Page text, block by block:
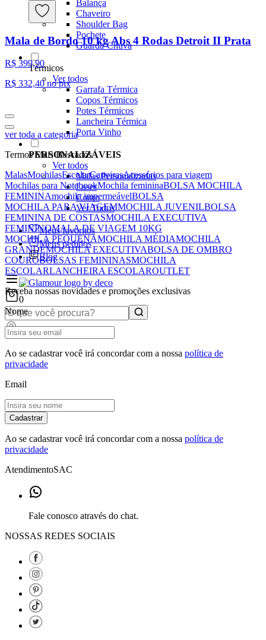
Balança
Chaveiro
Shoulder Bag
Pochete
Guarda-Chuva
Térmicos
Ver todos
Garrafa Térmica
Copos Térmicos
Potes Térmicos
Lancheira Térmica
Porta Vinho
PERSONALIZÁVEIS
Ver todos
Malas Personalizadas
Laser
Couro
Ver Todos
Meus favoritos
Meus pedidos
Blog
0
Mala de Bordo 10 kg Abs 4 Rodas Detroit II Prata
R$ 399,90
R$ 332,40 no pix
ver toda a categoria
Termos Mais Buscados
MalasMochilasEscolarCarteirasAcessórios para viagem
Mochilas para NotebookMochila femininaBOLSA MOCHILA
FEMININAmochila impermeávelBOLSA
MOCHILA PARA VIAGEMMOCHILA JUVENILBOLSA
FEMININA DE COSTASMOCHILA EXECUTIVA
FEMININOMALA DE VIAGEM 10KG
MOCHILA PEQUENAMOCHILA MÉDIAMOCHILA
GRANDEMOCHILA EXECUTIVABOLSA DE OMBRO
COUROBOLSAS FEMININASMOCHILA
ESCOLARLANCHEIRA ESCOLAROUTLET
Receba nossas novidades e promoções exclusivas
Nome
Ao se cadastrar você irá concordar com a nossa política de
privacidade
Email
Cadastrar
Ao se cadastrar você irá concordar com a nossa política de
privacidade
AtendimentoSAC
Fale conosco através do chat.
NOSSAS REDES SOCIAIS